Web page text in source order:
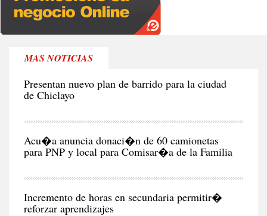
MAS NOTICIAS
Presentan nuevo plan de barrido para la ciudad
de Chiclayo
Acu�a anuncia donaci�n de 60 camionetas
para PNP y local para Comisar�a de la Familia
Incremento de horas en secundaria permitir�
reforzar aprendizajes